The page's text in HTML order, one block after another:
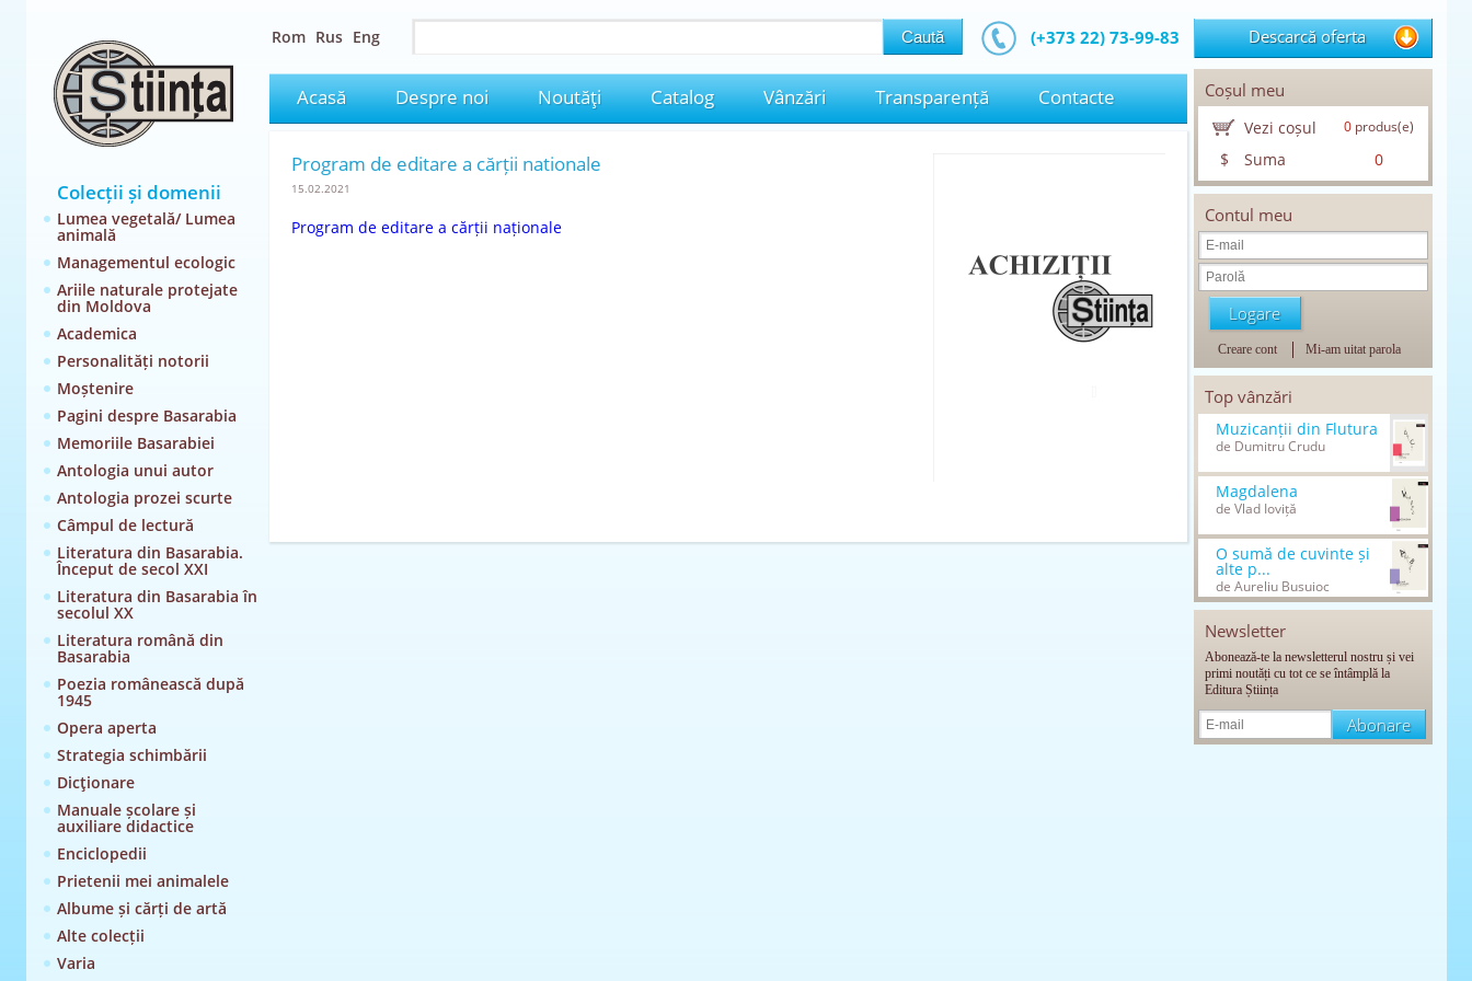
Colecții și domenii
Lumea vegetală/ Lumea
animală
Managementul ecologic
Ariile naturale protejate
din Moldova
Academica
Personalități notorii
Moștenire
Pagini despre Basarabia
Memoriile Basarabiei
Antologia unui autor
Antologia prozei scurte
Câmpul de lectură
Literatura din Basarabia.
Început de secol XXI
Literatura din Basarabia în
secolul XX
Literatura română din
Basarabia
Poezia românească după
1945
Opera aperta
Strategia schimbării
Dicţionare
Manuale școlare și
auxiliare didactice
Enciclopedii
Prietenii mei animalele
Albume și cărți de artă
Alte colecții
Varia
Rom Rus Eng (+373 22) 73-99-83
Acasă Despre noi Noutăţi Catalog Vânzări Transparență Contacte
Program de editare a cărții nationale
15.02.2021
Program de editare a cărții naționale
Descarcă oferta
Coșul meu
Vezi coșul 0produs(e)
$ Suma 0
Contul meu
Creare cont Mi-am uitat parola
Top vânzări
Muzicanții din Flutura
de Dumitru Crudu
Magdalena
de Vlad Ioviță
O sumă de cuvinte și
alte p...
de Aureliu Busuioc
Newsletter
Abonează-te la newsletterul nostru și vei
primi noutăți cu tot ce se întâmplă la
Editura Știința